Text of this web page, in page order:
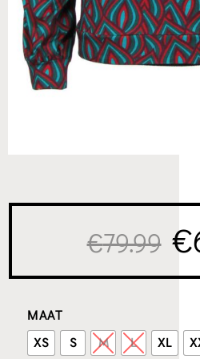
€79.99 €
MAAT
XS S M L XL